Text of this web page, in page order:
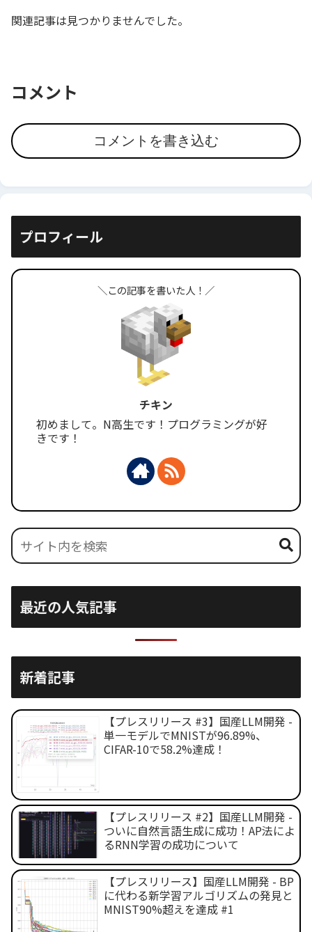
関連記事は見つかりませんでした。
コメント
コメントを書き込む
プロフィール
＼この記事を書いた人！／
チキン
初めまして。N高生です！プログラミングが好
きです！
最近の人気記事
新着記事
【プレスリリース #3】国産LLM開発 -
単一モデルでMNISTが96.89%、
CIFAR-10で58.2%達成！
【プレスリリース #2】国産LLM開発 -
ついに自然言語生成に成功！AP法によ
るRNN学習の成功について
【プレスリリース】国産LLM開発 - BP
に代わる新学習アルゴリズムの発見と
MNIST90%超えを達成 #1